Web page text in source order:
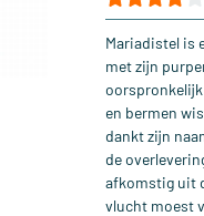
Mariadistel is
met zijn
en bermen
dankt zijn
de
afkomstig uit
vlucht moest